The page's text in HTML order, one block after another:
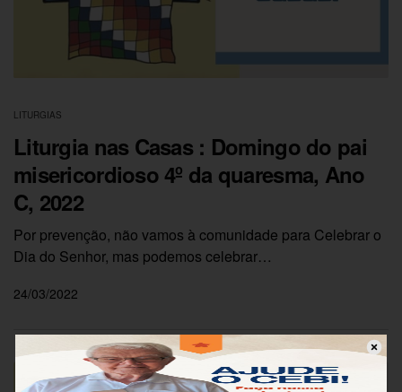
LITURGIAS
Liturgia nas Casas : Domingo do pai
misericordioso 4º da quaresma, Ano
C, 2022
Por prevenção, não vamos à comunidade para Celebrar o
Dia do Senhor, mas podemos celebrar…
24/03/2022